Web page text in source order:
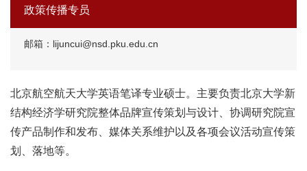
政策传播专员
邮箱：lijuncui@nsd.pku.edu.cn
北京航空航天大学英语笔译专业硕士。主要负责北京大学新
结构经济学研究院整体品牌宣传策划与设计、协调研究院宣
传产品制作和发布、媒体关系维护以及各项会议活动宣传策
划、落地等。